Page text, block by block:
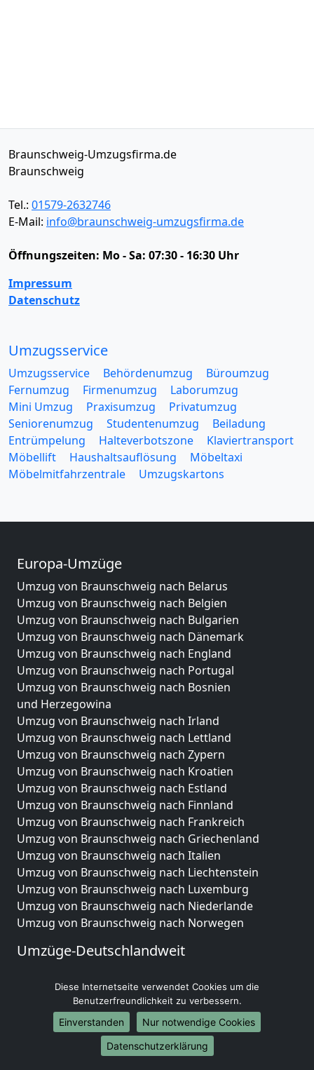
Braunschweig-Umzugsfirma.de
Braunschweig
Tel.: 01579-2632746
E-Mail: info@braunschweig-umzugsfirma.de
Öffnungszeiten: Mo - Sa: 07:30 - 16:30 Uhr
Impressum
Datenschutz
Umzugsservice
Umzugsservice Behördenumzug
Büroumzug
Fernumzug
Firmenumzug
Laborumzug
Mini Umzug
Praxisumzug
Privatumzug
Seniorenumzug
Studentenumzug
Beiladung
Entrümpelung
Halteverbotszone
Klaviertransport
Möbellift
Haushaltsauflösung
Möbeltaxi
Möbelmitfahrzentrale
Umzugskartons
Europa-Umzüge
Umzug von Braunschweig nach Belarus
Umzug von Braunschweig nach Belgien
Umzug von Braunschweig nach Bulgarien
Umzug von Braunschweig nach Dänemark
Umzug von Braunschweig nach England
Umzug von Braunschweig nach Portugal
Umzug von Braunschweig nach Bosnien
und Herzegowina
Umzug von Braunschweig nach Irland
Umzug von Braunschweig nach Lettland
Umzug von Braunschweig nach Zypern
Umzug von Braunschweig nach Kroatien
Umzug von Braunschweig nach Estland
Umzug von Braunschweig nach Finnland
Umzug von Braunschweig nach Frankreich
Umzug von Braunschweig nach Griechenland
Umzug von Braunschweig nach Italien
Umzug von Braunschweig nach Liechtenstein
Umzug von Braunschweig nach Luxemburg
Umzug von Braunschweig nach Niederlande
Umzug von Braunschweig nach Norwegen
Umzüge-Deutschlandweit
Umzug von Braunschweig nach Hamburg
Umzug von Braunschweig nach München
Umzug von Braunschweig nach Köln
Umzug von Braunschweig nach Frankfurt am Main
Umzug von Braunschweig nach Stuttgart
Diese Internetseite verwendet Cookies um die
Benutzerfreundlichkeit zu verbessern.
Einverstanden
Nur notwendige Cookies
Datenschutzerklärung